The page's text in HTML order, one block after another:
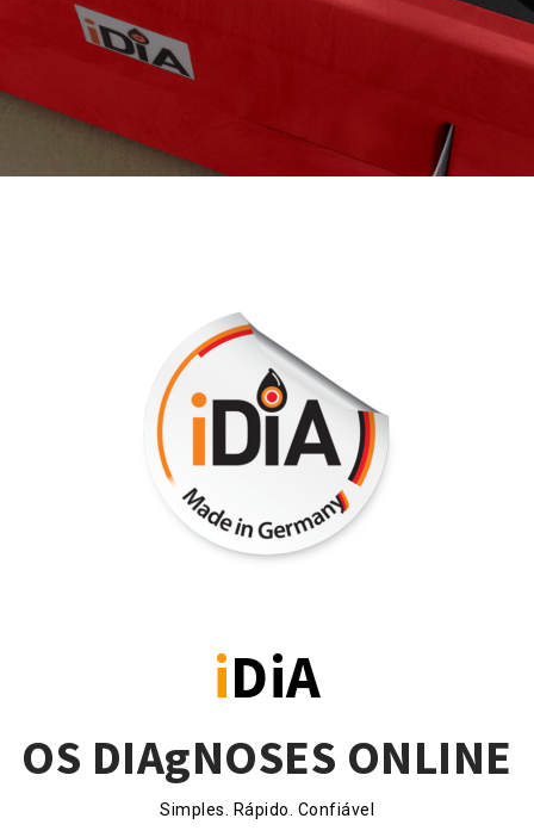
iDiA
OS DIAgNOSES ONLINE
Simples. Rápido. Confiável